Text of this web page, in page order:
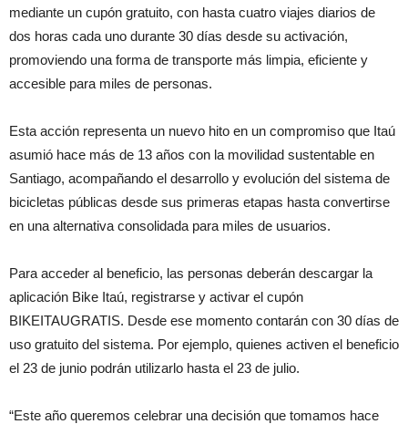
mediante un cupón gratuito, con hasta cuatro viajes diarios de
dos horas cada uno durante 30 días desde su activación,
promoviendo una forma de transporte más limpia, eficiente y
accesible para miles de personas.
Esta acción representa un nuevo hito en un compromiso que Itaú
asumió hace más de 13 años con la movilidad sustentable en
Santiago, acompañando el desarrollo y evolución del sistema de
bicicletas públicas desde sus primeras etapas hasta convertirse
en una alternativa consolidada para miles de usuarios.
Para acceder al beneficio, las personas deberán descargar la
aplicación Bike Itaú, registrarse y activar el cupón
BIKEITAUGRATIS. Desde ese momento contarán con 30 días de
uso gratuito del sistema. Por ejemplo, quienes activen el beneficio
el 23 de junio podrán utilizarlo hasta el 23 de julio.
“Este año queremos celebrar una decisión que tomamos hace